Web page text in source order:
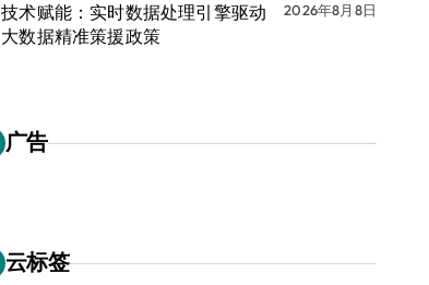
技术赋能：实时数据处理引擎驱动
大数据精准策援政策
2026年8月8日
广告
云标签